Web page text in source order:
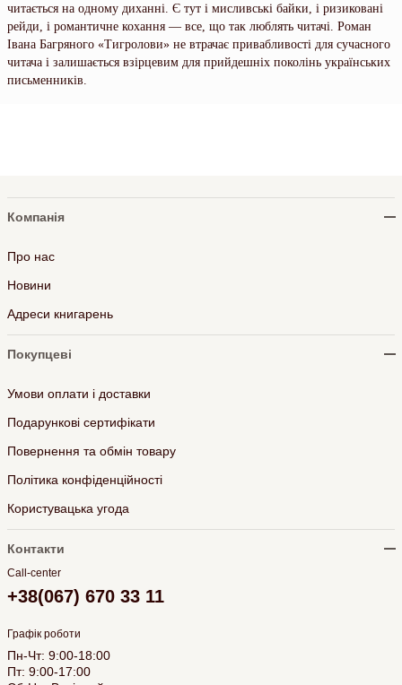
читається на одному диханні. Є тут і мисливські байки, і ризиковані
рейди, і романтичне кохання — все, що так люблять читачі. Роман
Івана Багряного «Тигролови» не втрачає привабливості для сучасного
читача і залишається взірцевим для прийдешніх поколінь українських
письменників.
Компанія
Про нас
Новини
Адреси книгарень
Покупцеві
Умови оплати і доставки
Подарункові сертифікати
Повернення та обмін товару
Політика конфіденційності
Користувацька угода
Контакти
Call-center
+38(067) 670 33 11
Графік роботи
Пн-Чт: 9:00-18:00
Пт: 9:00-17:00